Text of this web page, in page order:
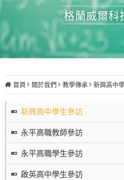
格蘭威爾科
首頁 關於我們 教學傳承 新興高中
新興高中學生參訪
永平高職教師參訪
永平高職學生參訪
啟英高中學生參訪